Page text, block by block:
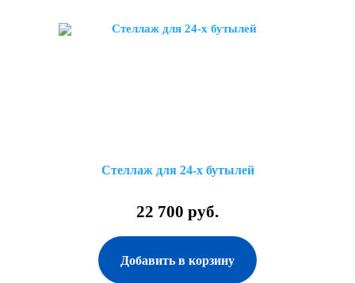
Стеллаж для 24-х бутылей
22 700 руб.
Добавить в корзину